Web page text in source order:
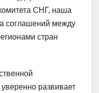
СНГ, наша
соглашений между
стран
развивает